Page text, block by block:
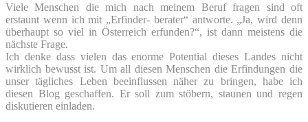
Viele Menschen die mich nach meinem Beruf fragen sind oft
erstaunt wenn ich mit „Erfinder- berater“ antworte. „Ja, wird denn
überhaupt so viel in Österreich erfunden?“, ist dann meistens die
nächste Frage.
Ich denke dass vielen das enorme Potential dieses Landes nicht
wirklich bewusst ist. Um all diesen Menschen die Erfindungen die
unser tägliches Leben beeinflussen näher zu bringen, habe ich
diesen Blog geschaffen. Er soll zum stöbern, staunen und regen
diskutieren einladen.